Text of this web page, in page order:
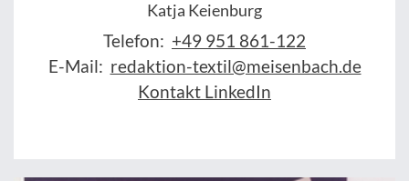
Katja Keienburg
Telefon: +49 951 861-122
E-Mail: redaktion-textil@meisenbach.de
Kontakt LinkedIn